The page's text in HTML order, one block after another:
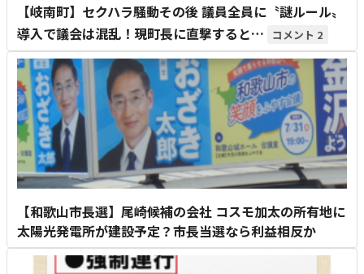
【岐南町】セクハラ騒動その後 議員全員に〝謎ルール〟
導入で議会は混乱！現町長に直撃すると…
2
【和歌山市長選】尾崎候補の会社 コスモ加太の所有地に
太陽光発電所が建設予定？市長当選なら利益相反か